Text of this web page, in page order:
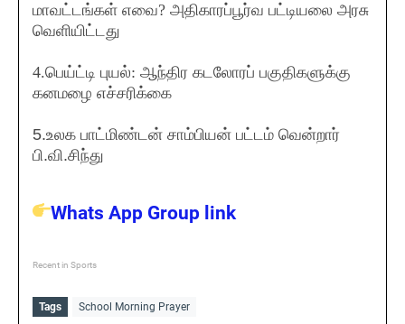
மாவட்டங்கள் எவை? அதிகாரப்பூர்வ பட்டியலை அரசு
வெளியிட்டது
4.பெய்ட்டி புயல்: ஆந்திர கடலோரப் பகுதிகளுக்கு
கனமழை எச்சரிக்கை
5.உலக பாட்மிண்டன் சாம்பியன் பட்டம் வென்றார்
பி.வி.சிந்து
Whats App Group link
Recent in Sports
Tags School Morning Prayer